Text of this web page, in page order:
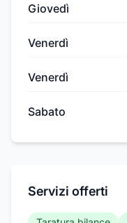
Giovedì
Venerdì
Venerdì
Sabato
Servizi offerti